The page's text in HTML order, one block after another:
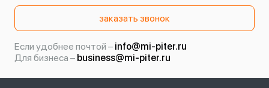
заказать звонок
Если удобнее почтой – info@mi-piter.ru
Для бизнеса – business@mi-piter.ru